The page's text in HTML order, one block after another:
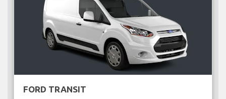
FORD TRANSIT